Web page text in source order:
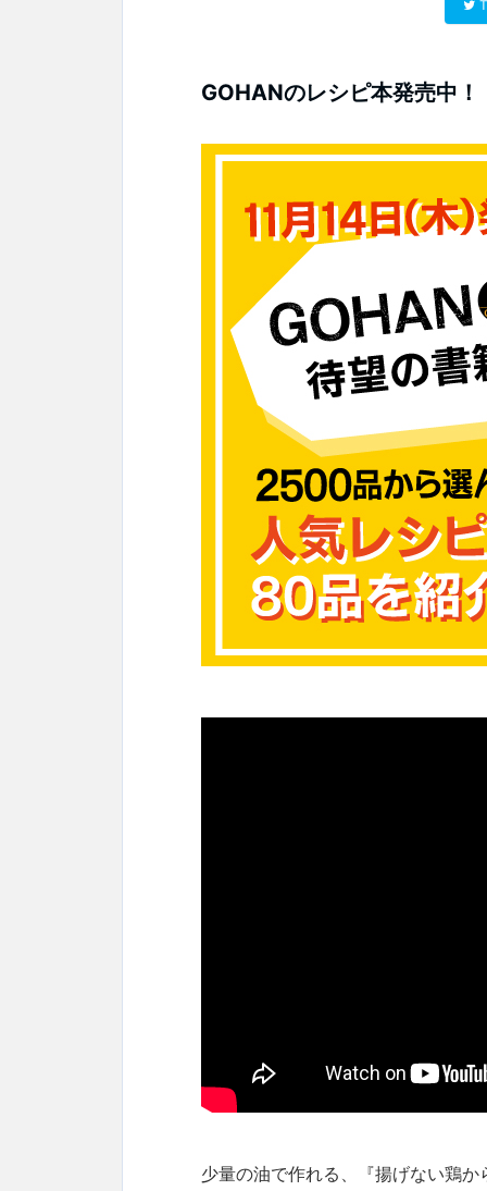
GOHANのレシピ本発売中！
少量の油で作れる、『揚げない鶏か